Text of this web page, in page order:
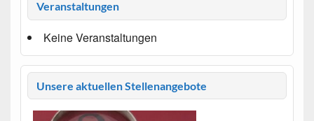
Veranstaltungen
Keine Veranstaltungen
Unsere aktuellen Stellenangebote